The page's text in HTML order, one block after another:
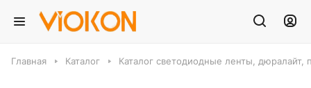
Главная Каталог Каталог светодиодные ленты, дюралайт,